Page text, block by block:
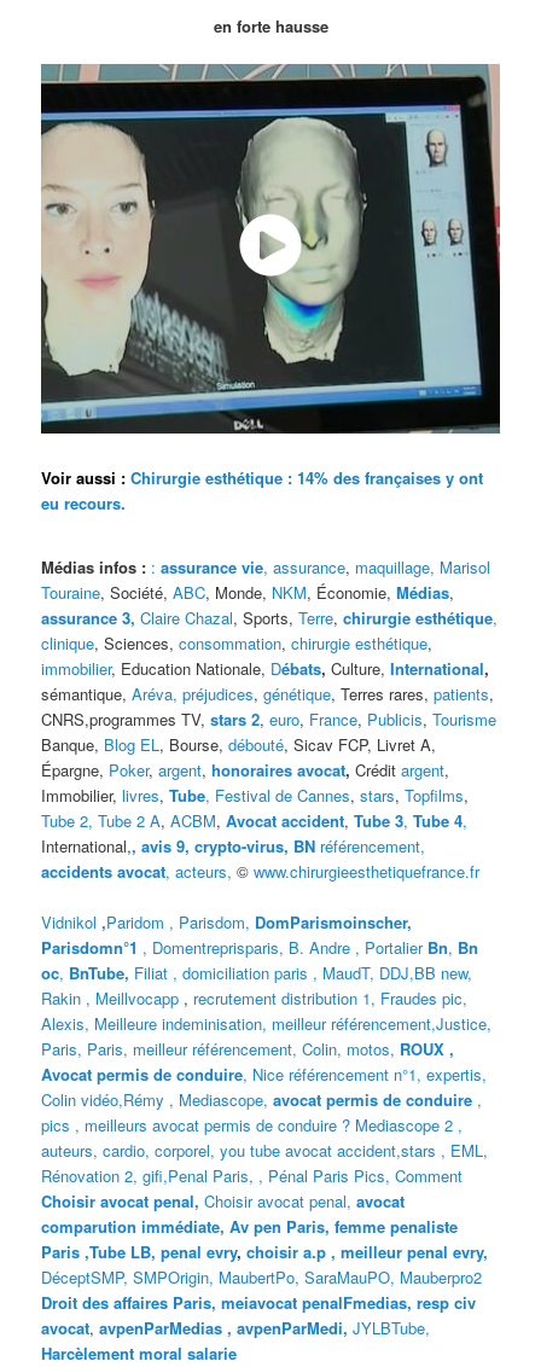
en forte hausse
Voir aussi :Chirurgie esthétique : 14% des françaises y ont
eu recours.
Médias infos : : assurance vie,assurance, maquillage, Marisol
Touraine, Société,ABC, Monde, NKM, Économie,Médias,
assurance 3, Claire Chazal, Sports,Terre, chirurgie esthétique,
clinique, Sciences, consommation,chirurgie esthétique,
immobilier, Education Nationale, Débats, Culture, International,
sémantique,Aréva, préjudices,génétique, Terres rares,patients,
CNRS,programmes TV,stars 2,euro, France, Publicis,Tourisme
Banque, Blog EL, Bourse,débouté, Sicav FCP, Livret A,
Épargne, Poker,argent,honoraires avocat, Créditargent,
Immobilier,livres,Tube, Festival de Cannes,stars,Topfilms,
Tube 2, Tube 2 A,ACBM,Avocat accident,Tube 3,Tube 4,
International,, avis 9, crypto-virus, BN référencement,
accidents avocat, acteurs,©www.chirurgieesthetiquefrance.fr
Vidnikol,Paridom , Parisdom, DomParismoinscher,
Parisdomn°1 , Domentreprisparis, B. Andre , Portalier Bn, Bn
oc, BnTube, Filiat ,domiciliation paris , MaudT, DDJ,BB new,
Rakin , Meillvocapp , recrutement distribution 1, Fraudes pic,
Alexis, Meilleure indeminisation, meilleur référencement,Justice,
Paris, Paris, meilleur référencement,Colin, motos, ROUX,
Avocat permis de conduire, Nice référencement n°1,expertis,
Colin vidéo,Rémy , Mediascope,avocat permis de conduire ,
pics , meilleurs avocat permis de conduire ? Mediascope 2 ,
auteurs,cardio,corporel,you tube avocat accident,stars , EML,
Rénovation 2, gifi,Penal Paris, , Pénal Paris Pics,Comment
Choisir avocat penal,Choisir avocat penal,avocat
comparution immédiate,Av pen Paris,femme penaliste
Paris,Tube LB,penal evry,choisir a.p ,meilleur penal evry,
DéceptSMP,SMPOrigin, MaubertPo,SaraMauPO, Mauberpro2
Droit des affaires Paris,meiavocat penalFmedias,resp civ
avocat,avpenParMedias ,avpenParMedi,JYLBTube,
Harcèlement moral salarie